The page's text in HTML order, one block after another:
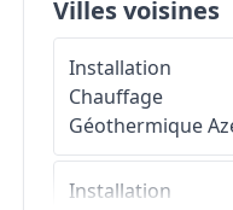
Villes voisines
Installation
Chauffage
Géothermique
Installation